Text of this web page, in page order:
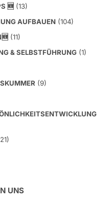
🆕 (13)
AUFBAUEN (104)
(11)
& SELBSTFÜHRUNG (1)
(9)
UNS